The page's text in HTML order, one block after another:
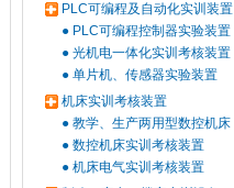
PLC可编程及自动化实训装置
● PLC可编程控制器实验装置
● 光机电一体化实训考核装置
● 单片机、传感器实验装置
机床实训考核装置
● 教学、生产两用型数控机床
● 数控机床实训考核装置
● 机床电气实训考核装置